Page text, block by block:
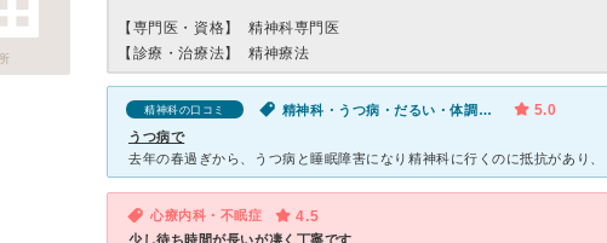
【専門医・資格】
精神科専門医
【診療・治療法】
精神療法
精神科の口コミ 精神科・うつ病・だるい・体調不良・寝つきが悪い・不眠・気が滅入る・不安 5.0
うつ病で
心療内科・不眠症 4.5
少し待ち時間が長いが凄く丁寧です